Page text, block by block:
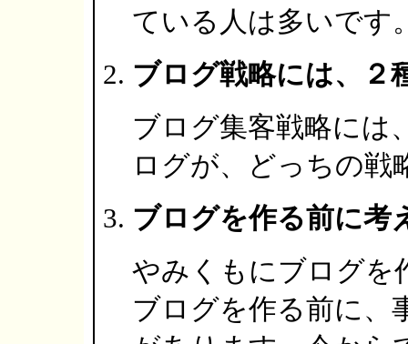
ている人は多いです
ブログ戦略には、２
ブログ集客戦略には
ログが、どっちの戦
ブログを作る前に考
やみくもにブログを
ブログを作る前に、